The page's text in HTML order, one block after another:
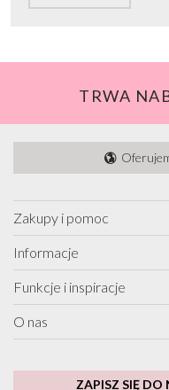
TRWA
Zakupy i pomoc
Informacje
Funkcje i inspiracje
O nas
ZAPISZ SIĘ DO